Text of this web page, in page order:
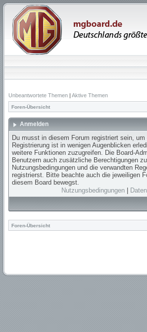
Unbeantwortete Themen | Aktive Themen
Foren-Übersicht
Anmelden
Du musst in diesem Forum registriert sein,
Registrierung ist in wenigen Augenblicken
weitere Funktionen zuzugreifen. Die Board-
Benutzern auch zusätzliche Berechtigungen
Nutzungsbedingungen und die verwandten
registrierst. Bitte beachte auch die jeweiligen
diesem Board bewegst.
Nutzungsbedingungen
Foren-Übersicht